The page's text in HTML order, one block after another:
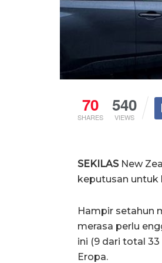
70
SHARES
540
VIEWS
SEKILASNew
keputusan untuk
Hampir setahun
merasa perlu
ini (9 dari total 33
Eropa.